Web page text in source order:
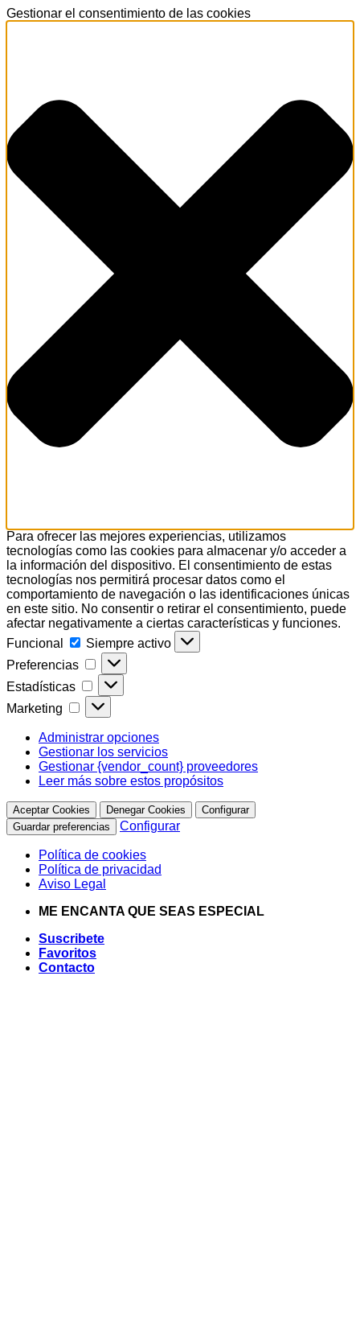
Gestionar el consentimiento de las cookies
Para ofrecer las mejores experiencias, utilizamos
tecnologías como las cookies para almacenar y/o acceder a
la información del dispositivo. El consentimiento de estas
tecnologías nos permitirá procesar datos como el
comportamiento de navegación o las identificaciones únicas
en este sitio. No consentir o retirar el consentimiento, puede
afectar negativamente a ciertas características y funciones.
Funcional
Funcional
Siempre activo
Preferencias
Preferencias
Estadísticas Estadísticas
Marketing Marketing
Administrar opciones
Gestionar los servicios
Gestionar {vendor_count} proveedores
Leer más sobre estos propósitos
Aceptar Cookies Denegar Cookies
Configurar
Guardar preferencias
Configurar
Política de cookies
Política de privacidad
Aviso Legal
Saltar
contenido
ME ENCANTA QUE SEAS ESPECIAL
Suscribete
Favoritos
Contacto